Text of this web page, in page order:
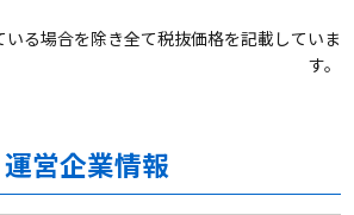
る場合を除き全て税抜価格を記載していま
す。
運営企業情報